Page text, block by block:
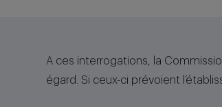
A ces interrogations, la
égard. Si ceux-ci prévoient